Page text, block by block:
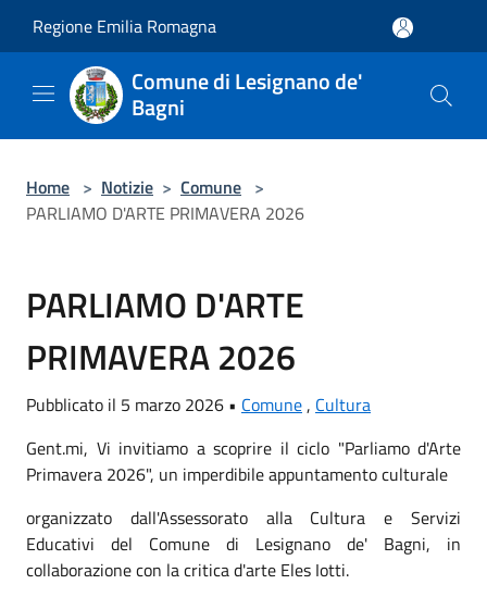
Regione Emilia Romagna
Comune di Lesignano de'
Bagni
Home > Notizie > Comune >
PARLIAMO D'ARTE PRIMAVERA 2026
PARLIAMO D'ARTE
PRIMAVERA 2026
Pubblicato il 5 marzo 2026 • Comune , Cultura
Gent.mi, Vi invitiamo a scoprire il ciclo "Parliamo d'Arte
Primavera 2026", un imperdibile appuntamento culturale
organizzato dall'Assessorato alla Cultura e Servizi
Educativi del Comune di Lesignano de' Bagni, in
collaborazione con la critica d'arte Eles Iotti.